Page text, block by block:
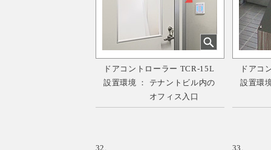
ドアコントローラー TCR-15L
設置環境 ： テナントビル内の
オフィス入口
ドアコ
設置環
32. 33.